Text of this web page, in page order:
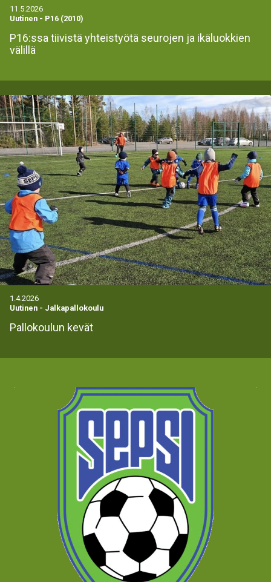
11.5.2026
Uutinen - P16 (2010)
P16:ssa tiivistä yhteistyötä seurojen ja ikäluokkien
välillä
1.4.2026
Uutinen - Jalkapallokoulu
Pallokoulun kevät